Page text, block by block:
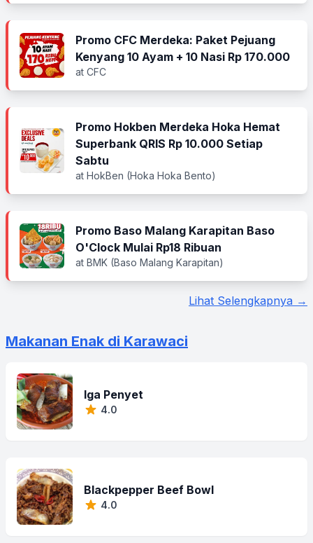
Promo CFC Merdeka: Paket Pejuang
Kenyang 10 Ayam + 10 Nasi Rp 170.000
at CFC
Promo Hokben Merdeka Hoka Hemat
Superbank QRIS Rp 10.000 Setiap
Sabtu
at HokBen (Hoka Hoka Bento)
Promo Baso Malang Karapitan Baso
O'Clock Mulai Rp18 Ribuan
at BMK (Baso Malang Karapitan)
Lihat Selengkapnya →
Makanan Enak di Karawaci
Iga Penyet
4.0
Blackpepper Beef Bowl
4.0